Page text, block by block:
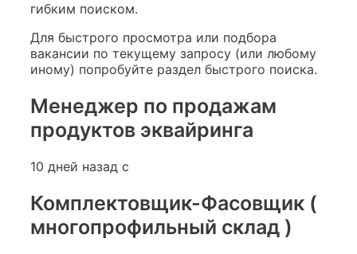
гибким поиском.
Для быстрого просмотра или подбора
вакансии по текущему запросу (или любому
иному) попробуйте раздел быстрого поиска.
Менеджер по продажам
продуктов эквайринга
10 дней назад с
Комплектовщик-Фасовщик (
многопрофильный склад )